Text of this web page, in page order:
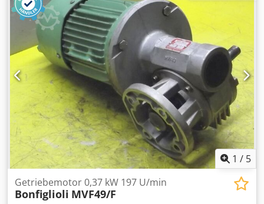
1 / 5
Getriebemotor 0,37 kW 197 U/min
Bonfiglioli MVF49/F